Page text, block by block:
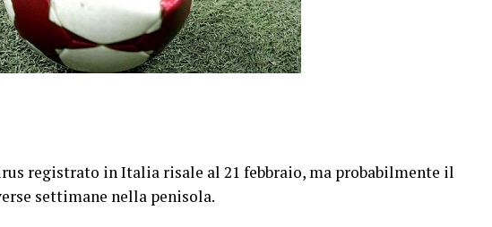
registrato in Italia risale al 21 febbraio, ma probabilmente il
settimane nella penisola.